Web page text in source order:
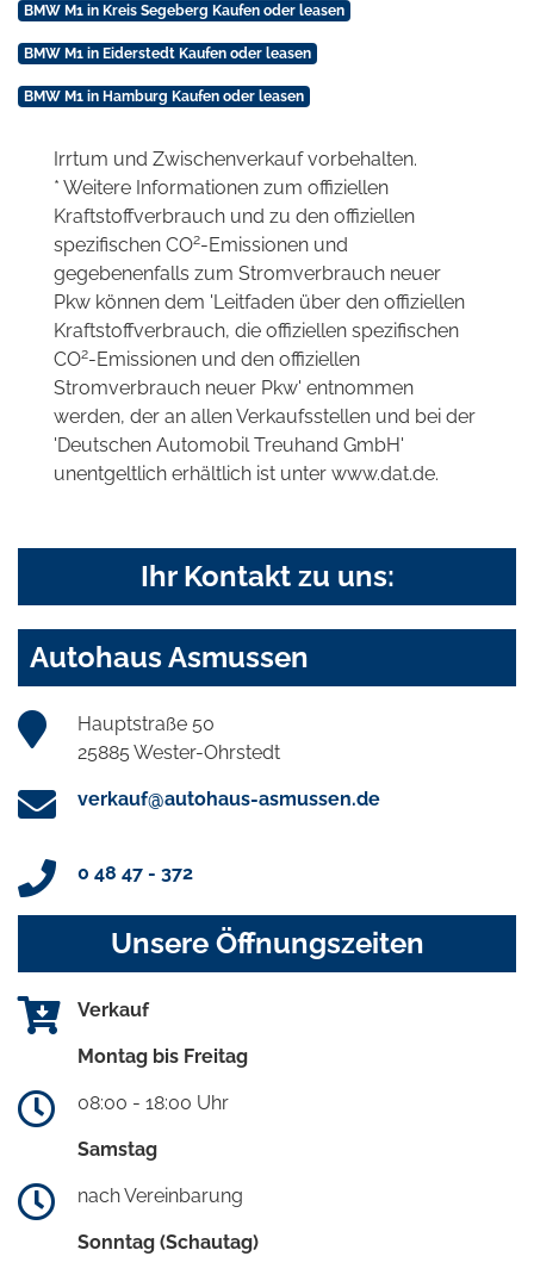
BMW M1 in Kreis Segeberg Kaufen oder leasen
BMW M1 in Eiderstedt Kaufen oder leasen
BMW M1 in Hamburg Kaufen oder leasen
Irrtum und Zwischenverkauf vorbehalten.
* Weitere Informationen zum offiziellen
Kraftstoffverbrauch und zu den offiziellen
spezifischen CO2-Emissionen und
gegebenenfalls zum Stromverbrauch neuer
Pkw können dem 'Leitfaden über den offiziellen
Kraftstoffverbrauch, die offiziellen spezifischen
CO2-Emissionen und den offiziellen
Stromverbrauch neuer Pkw' entnommen
werden, der an allen Verkaufsstellen und bei der
'Deutschen Automobil Treuhand GmbH'
unentgeltlich erhältlich ist unter www.dat.de.
Ihr Kontakt zu uns:
Autohaus Asmussen
Hauptstraße 50
25885 Wester-Ohrstedt
verkauf@autohaus-asmussen.de
0 48 47 - 372
Unsere Öffnungszeiten
Verkauf
Montag bis Freitag
08:00 - 18:00 Uhr
Samstag
nach Vereinbarung
Sonntag (Schautag)